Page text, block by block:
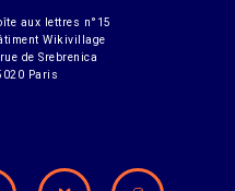
aux lettres n°15
Wikivillage
de Srebrenica
Paris